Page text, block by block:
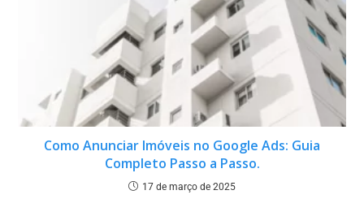
Como Anunciar Imóveis no Google Ads: Guia
Completo Passo a Passo.
17 de março de 2025